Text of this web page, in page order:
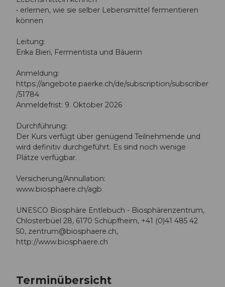
• erlernen, wie sie selber Lebensmittel fermentieren
können
Leitung:
Erika Bieri, Fermentista und Bäuerin
Anmeldung:
https://angebote.paerke.ch/de/subscription/subscriber
/51784
Anmeldefrist: 9. Oktober 2026
Durchführung:
Der Kurs verfügt über genügend Teilnehmende und
wird definitiv durchgeführt. Es sind noch wenige
Plätze verfügbar.
Versicherung/Annullation:
www.biosphaere.ch/agb
UNESCO Biosphäre Entlebuch - Biosphärenzentrum,
Chlosterbüel 28, 6170 Schüpfheim, +41 (0)41 485 42
50, zentrum@biosphaere.ch,
http://www.biosphaere.ch
Terminübersicht